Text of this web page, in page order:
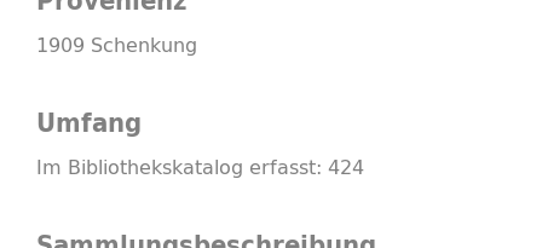
1909 Schenkung
Umfang
Im Bibliothekskatalog erfasst: 424